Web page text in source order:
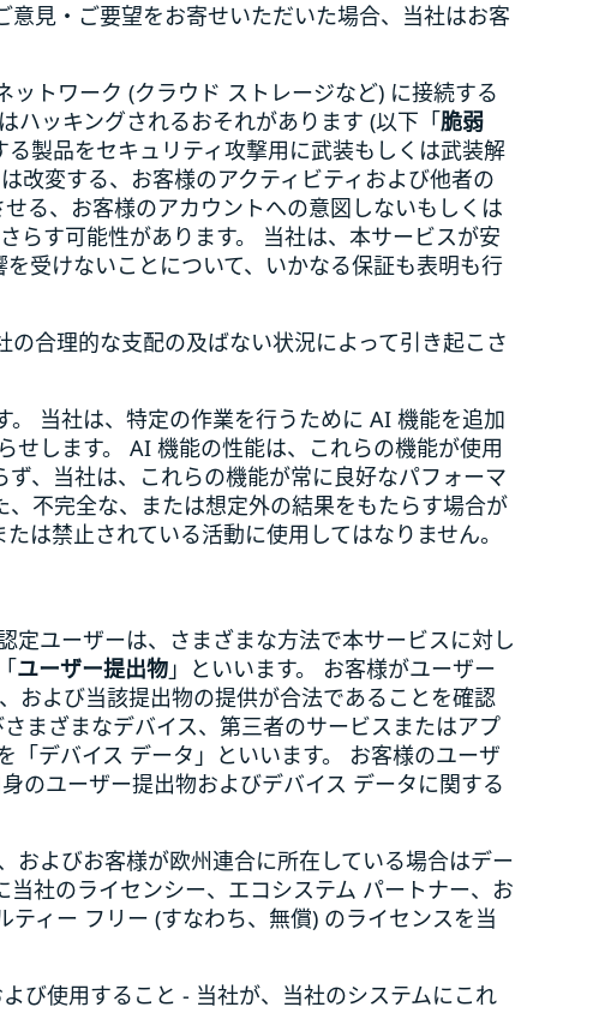
見・ご要望をお寄せいただいた場合、当社はお客
トワーク (クラウド ストレージなど) に接続する
ハッキングされるおそれがあります (以下「脆弱
製品をセキュリティ攻撃用に武装もしくは武装解
改変する、お客様のアクティビティおよび他者の
る、お客様のアカウントへの意図しないもしくは
らす可能性があります。 当社は、本サービスが安
受けないことについて、いかなる保証も表明も行
合理的な支配の及ばない状況によって引き起こさ
当社は、特定の作業を行うために AI 機能を追加
せします。 AI 機能の性能は、これらの機能が使用
、当社は、これらの機能が常に良好なパフォーマ
不完全な、または想定外の結果をもたらす場合が
は禁止されている活動に使用してはなりません。
定ユーザーは、さまざまな方法で本サービスに対し
ユーザー提出物 」といいます。 お客様がユーザー
および当該提出物の提供が合法であることを確認
まざまなデバイス、第三者のサービスまたはアプ
「デバイス データ」といいます。 お客様のユーザ
のユーザー提出物およびデバイス データに関する
およびお客様が欧州連合に所在している場合はデー
社のライセンシー、エコシステム パートナー、お
ィー フリー (すなわち、無償) のライセンスを当
び使用すること - 当社が、当社のシステムにこれ